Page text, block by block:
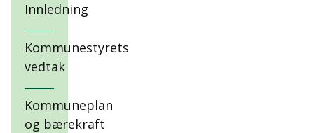
Innledning
Kommunestyrets
vedtak
Kommuneplan
og bærekraft